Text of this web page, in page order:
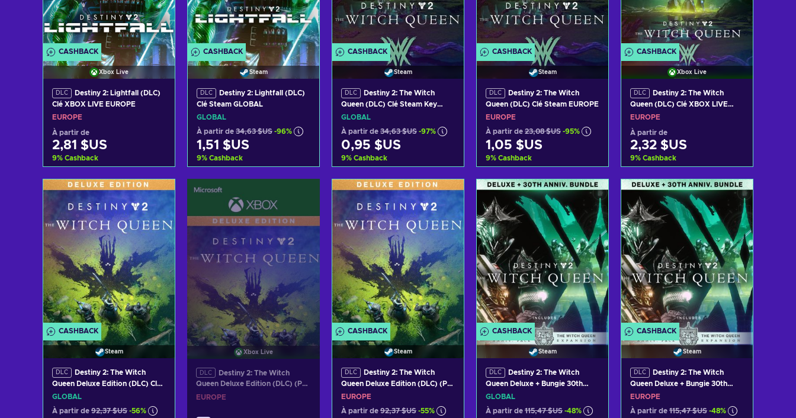
CASHBACK
Xbox Live
DLC
Destiny 2: Lightfall (DLC)
Clé XBOX LIVE EUROPE
EUROPE
À partir de
2,81 $US
9% Cashback
Ajouter au panier
Voir les offres
CASHBACK
Steam
DLC
Destiny 2: Lightfall (DLC)
Clé Steam GLOBAL
GLOBAL
À partir de 34,63 $US -96%
1,51 $US
9% Cashback
Voir les offres
CASHBACK
Steam
DLC
Destiny 2: The Witch
Queen (DLC) Clé Steam Key
GLOBAL
GLOBAL
À partir de 34,63 $US -97%
0,95 $US
9% Cashback
Ajouter au panier
Voir les offres
CASHBACK
Steam
DLC
Destiny 2: The Witch
Queen (DLC) Clé Steam EUROPE
EUROPE
À partir de 23,08 $US -95%
1,05 $US
9% Cashback
Ajouter au panier
Voir les offres
CASHBACK
Xbox Live
DLC
Destiny 2: The Witch
Queen (DLC) Clé XBOX LIVE
EUROPE
EUROPE
À partir de
2,32 $US
9% Cashback
Ajouter au panier
Voir les offres
CASHBACK
Steam
DLC
Destiny 2: The Witch
Queen Deluxe Edition (DLC) Clé
Steam GLOBAL
GLOBAL
À partir de 92,37 $US -56%
Xbox Live
DLC
Destiny 2: The Witch
Queen Deluxe Edition (DLC) (PC)
Clé Steam EUROPE
EUROPE
CASHBACK
Steam
DLC
Destiny 2: The Witch
Queen Deluxe Edition (DLC) (PC)
Clé Steam EUROPE
EUROPE
À partir de 92,37 $US -55%
CASHBACK
Steam
DLC
Destiny 2: The Witch
Queen Deluxe + Bungie 30th
Anniversary Bundle (DLC) Clé
Steam GLOBAL
GLOBAL
À partir de 115,47 $US -48%
CASHBACK
Steam
DLC
Destiny 2: The Witch
Queen Deluxe + Bungie 30th
Anniversary Bundle (DLC) Clé
Steam EUROPE
EUROPE
À partir de 115,47 $US -48%